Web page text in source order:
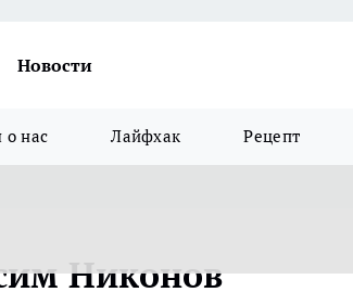
Новости
нас Лайфхак Рецепт
Никонов